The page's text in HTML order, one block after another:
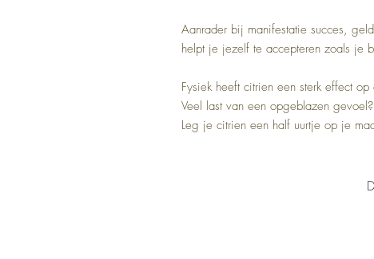
Aanrader bij manifestatie succes,
helpt je jezelf te accepteren zoals je
Fysiek heeft citrien een sterk effect
Veel last van een opgeblazen gevoel?
Leg je citrien een half uurtje op je